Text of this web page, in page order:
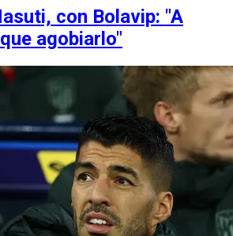
con Bolavip: "A
agobiarlo"